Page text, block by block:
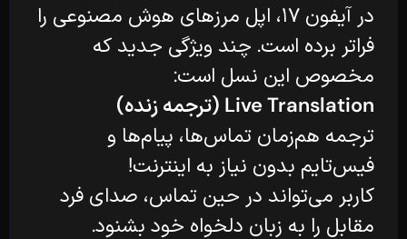
در آیفون ۱۷، اپل مرزهای هوش مصنوعی را
فراتر برده است. چند ویژگی جدید که
مخصوص این نسل است:
Live Translation (ترجمه زنده)
ترجمه هم‌زمان تماس‌ها، پیام‌ها و
فیس‌تایم بدون نیاز به اینترنت!
کاربر می‌تواند در حین تماس، صدای فرد
مقابل را به زبان دلخواه خود بشنود.